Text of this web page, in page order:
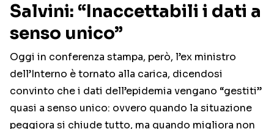
Salvini: “Inaccettabili i dati a
senso unico”
Oggi in conferenza stampa, però, l’ex ministro
dell’Interno è tornato alla carica, dicendosi
convinto che i dati dell’epidemia vengano “gestiti”
quasi a senso unico: ovvero quando la situazione
peggiora si chiude tutto, ma quando migliora non